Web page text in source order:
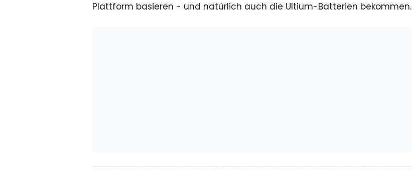
Plattform basieren - und natürlich auch die Ultium-Batterien bekommen.